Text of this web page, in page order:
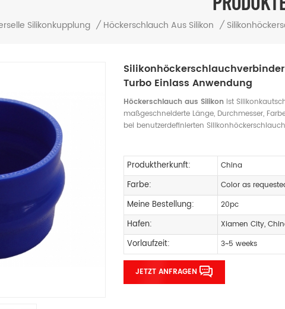
Silikonkupplung / Höckerschlauch Aus Silikon /
Turbo Einlass Anwendung
Höckerschlauch aus Silikonist
maßgeschneiderte Länge, Durchmesser,
bei benutzerdefinierten
Produktherkunft: China
Farbe: Color as
Meine Bestellung: 20pc
Hafen: Xiamen City,
Vorlaufzeit: 3~5 weeks
JETZT ANFRAGEN